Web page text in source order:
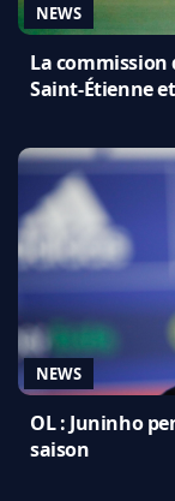
NEWS
La commission
Saint-Étienne et
NEWS
OL : Juninho
saison